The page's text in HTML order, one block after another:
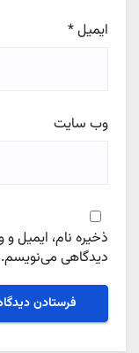
ایمیل*
وب‌ سایت
ذخیره نام، ایمیل
دیدگاهی می‌نویسم.